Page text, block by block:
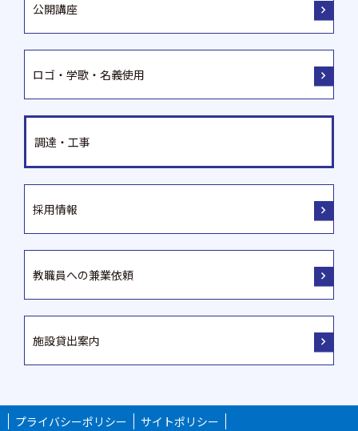
公開講座
ロゴ・学歌・名義使用
調達・工事
採用情報
教職員への兼業依頼
施設貸出案内
プライバシーポリシー サイトポリシー